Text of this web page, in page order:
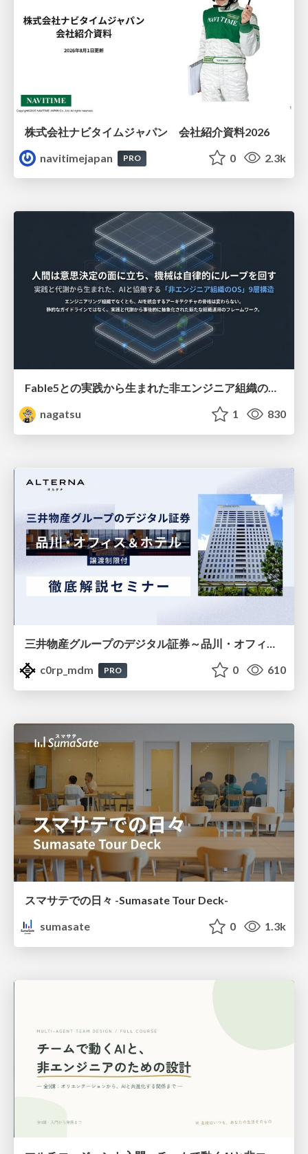
株式会社ナビタイムジャパン 会社紹介資料2026
navitimejapan
PRO 0 2.3k
Fable5との実践から生まれた非エンジニア組織のループエンジニアリング
nagatsu
1 830
三井物産グループのデジタル証券～品川・オフィス＆ホテル～徹底解説セミナー
c0rp_mdm
PRO 0 610
スマサテでの日々 -Sumasate Tour Deck-
sumasate
0 1.3k